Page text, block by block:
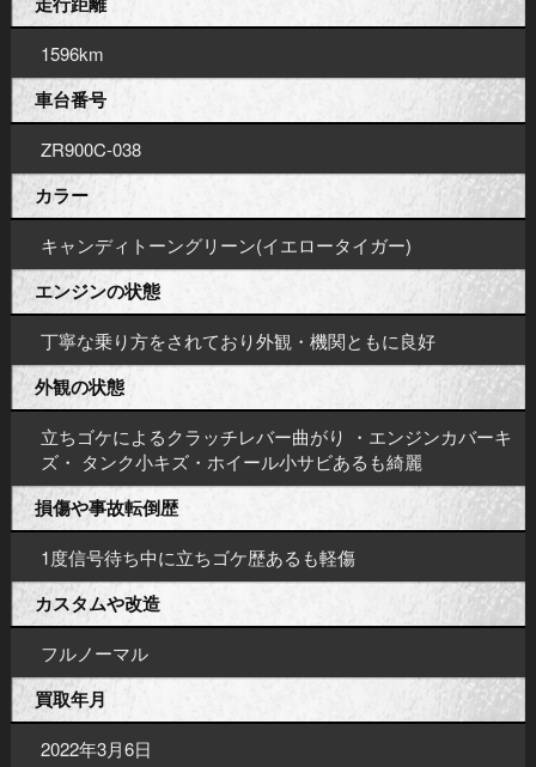
1596km
車台番号
ZR900C-038
カラー
キャンディトーングリーン(イエロータイガー)
エンジンの状態
丁寧な乗り方をされており外観・機関ともに良好
外観の状態
立ちゴケによるクラッチレバー曲がり ・エンジンカバーキ
ズ・ タンク小キズ・ホイール小サビあるも綺麗
損傷や事故転倒歴
1度信号待ち中に立ちゴケ歴あるも軽傷
カスタムや改造
フルノーマル
買取年月
2022年3月6日